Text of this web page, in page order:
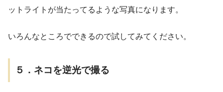
ットライトが当たってるような写真になります。
いろんなところでできるので試してみてください。
５．ネコを逆光で撮る